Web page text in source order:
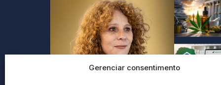
Gerenciar consentimento